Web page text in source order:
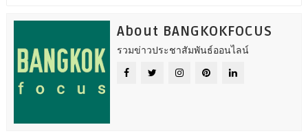
About BANGKOKFOCUS
รวมข่าวประชาสัมพันธ์ออนไลน์